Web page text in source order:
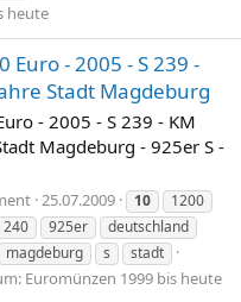
heute
Euro - 2005 - S 239 -
Stadt Magdeburg
- 2005 - S 239 - KM
Magdeburg - 925er S -
25.07.2009 10
1200
240 925er
deutschland
magdeburg s stadt
Euromünzen 1999 bis heute